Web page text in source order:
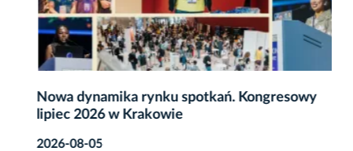
Nowa dynamika rynku spotkań. Kongresowy
lipiec 2026 w Krakowie
2026-08-05